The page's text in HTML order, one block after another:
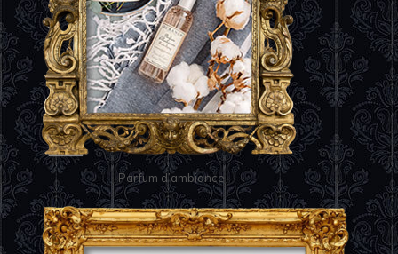
Parfum d’ambiance